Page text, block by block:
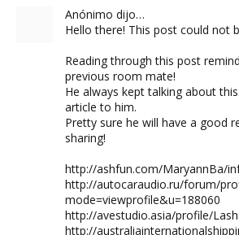
Anónimo dijo…
Hello there! This post could not
Reading through this post
previous room mate!
He always kept talking about
article to him.
Pretty sure he will have a good
sharing!
http://ashfun.com/MaryannBa/
http://autocaraudio.ru/forum/
mode=viewprofile&u=188060
http://avestudio.asia/profile/
http://